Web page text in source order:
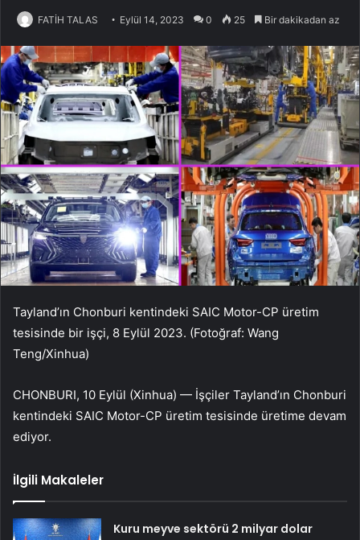
FATİH TALAS Eylül 14, 2023 0 25 Bir dakikadan az
Tayland’ın Chonburi kentindeki SAIC Motor-CP üretim
tesisinde bir işçi, 8 Eylül 2023. (Fotoğraf: Wang
Teng/Xinhua)
CHONBURI, 10 Eylül (Xinhua) — İşçiler Tayland’ın Chonburi
kentindeki SAIC Motor-CP üretim tesisinde üretime devam
ediyor.
İlgili Makaleler
Kuru meyve sektörü 2 milyar dolar